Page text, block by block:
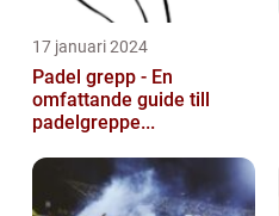
17 januari 2024
Padel grepp - En
omfattande guide till
padelgreppe...